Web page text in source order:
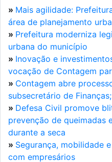
» Mais agilidade:
área de planejamento
» Prefeitura moderniza
urbana do município
» Inovação e
vocação de Contagem
» Contagem abre
subsecretário de
» Defesa Civil promove
prevenção de queimadas
durante a seca
» Segurança, mobilidade
com empresários